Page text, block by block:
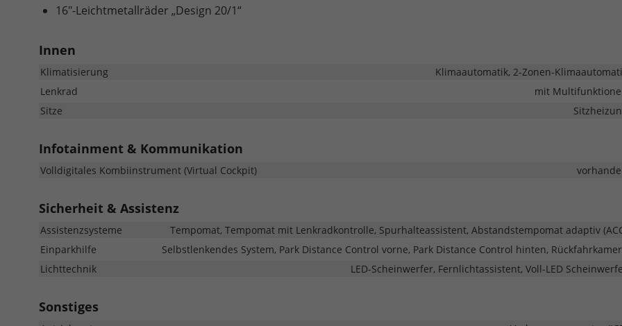
16"-Leichtmetallräder „Design 20/1“
Innen
Klimatisierung
Klimaautomatik, 2-Zonen-
Lenkrad
mit
Sitze
Infotainment & Kommunikation
Volldigitales Kombiinstrument (Virtual Cockpit)
Sicherheit & Assistenz
Assistenzsysteme
Tempomat, Tempomat mit Lenkradkontrolle, Spurhalteassistent, Abstandstempomat adaptiv
Einparkhilfe
Selbstlenkendes System, Park Distance Control vorne, Park Distance Control hinten,
Lichttechnik
LED-Scheinwerfer, Fernlichtassistent, Voll-LED
Sonstiges